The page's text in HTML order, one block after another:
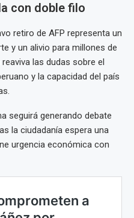
con doble filo
retiro de AFP representa un
y un alivio para millones de
las dudas sobre el
y la capacidad del país
seguirá generando debate
la ciudadanía espera una
urgencia económica con